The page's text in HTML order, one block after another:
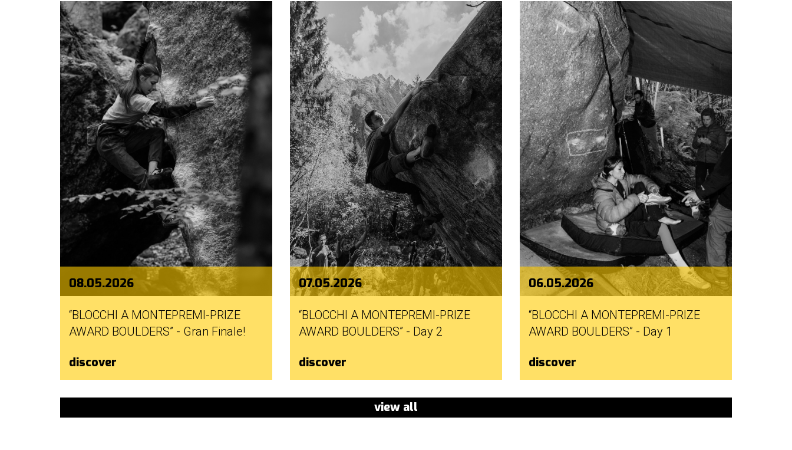
08.05.2026
“BLOCCHI A MONTEPREMI-PRIZE
AWARD BOULDERS” - Gran Finale!
discover
07.05.2026
“BLOCCHI A MONTEPREMI-PRIZE
AWARD BOULDERS” - Day 2
discover
06.05.2026
“BLOCCHI A MONTEPREMI-PRIZE
AWARD BOULDERS” - Day 1
discover
view all